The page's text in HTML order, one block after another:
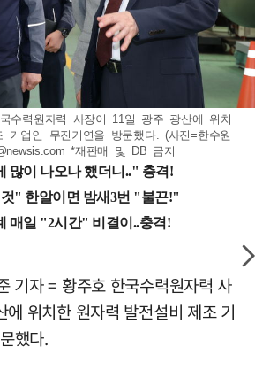
수력원자력 사장이 11일 광주 광산에 위치
기업인 무진기연을 방문했다. (사진=한수원
*재판매 및 DB 금지
기자 = 황주호 한국수력원자력 사
위치한 원자력 발전설비 제조 기
했다.